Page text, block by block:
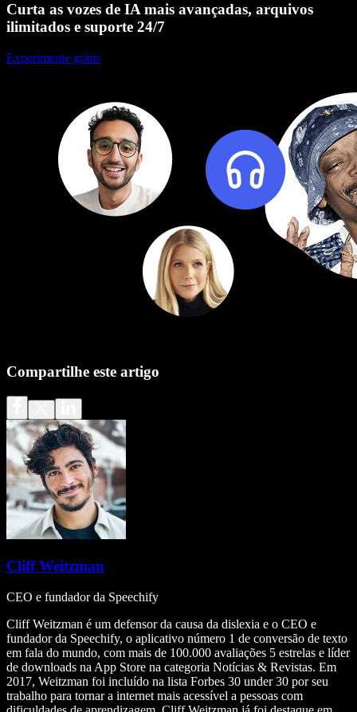
Curta as vozes de IA mais avançadas, arquivos
ilimitados e suporte 24/7
Experimente grátis
Compartilhe este artigo
Cliff Weitzman
CEO e fundador da Speechify
Cliff Weitzman é um defensor da causa da dislexia e o CEO e
fundador da Speechify, o aplicativo número 1 de conversão de texto
em fala do mundo, com mais de 100.000 avaliações 5 estrelas e líder
de downloads na App Store na categoria Notícias & Revistas. Em
2017, Weitzman foi incluído na lista Forbes 30 under 30 por seu
trabalho para tornar a internet mais acessível a pessoas com